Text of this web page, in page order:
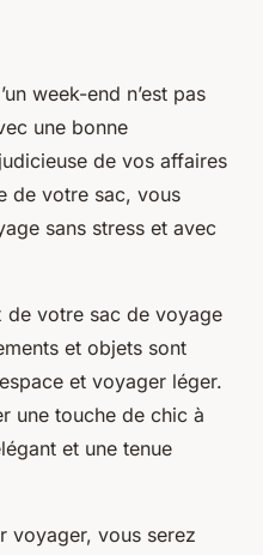
week-end n’est pas
une bonne
de vos affaires
de votre sac, vous
sans stress et avec
de votre sac de voyage
et objets sont
et voyager léger.
une touche de chic à
et une tenue
voyager, vous serez